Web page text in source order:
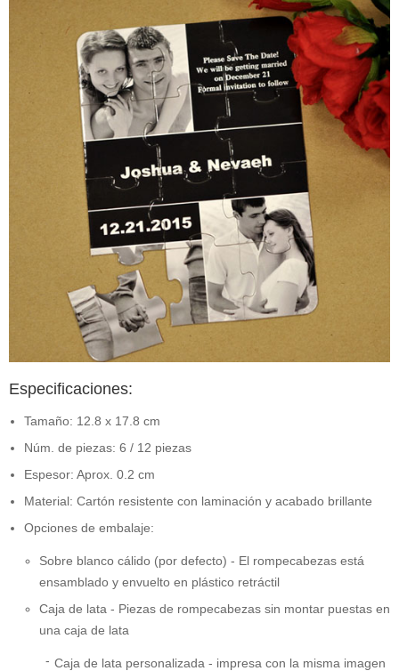
Especificaciones:
Tamaño: 12.8 x 17.8 cm
Núm. de piezas: 6 / 12 piezas
Espesor: Aprox. 0.2 cm
Material: Cartón resistente con laminación y acabado brillante
Opciones de embalaje:
Sobre blanco cálido (por defecto) - El rompecabezas está
ensamblado y envuelto en plástico retráctil
Caja de lata - Piezas de rompecabezas sin montar puestas en
una caja de lata
Caja de lata personalizada - impresa con la misma imagen